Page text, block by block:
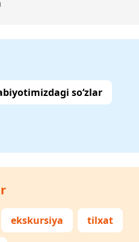
so‘zlar
ekskursiya tilxat